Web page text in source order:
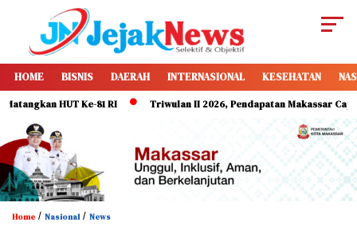
HOME BISNIS DAERAH INTERNASIONAL KESEHATAN
HUT Ke-81 RI Triwulan II 2026, Pendapatan Makassar Capai 49
Home / Nasional / News